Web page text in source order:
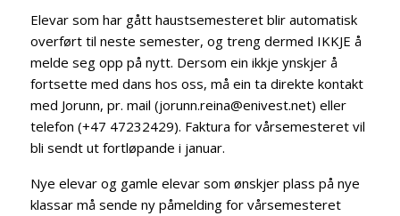
Elevar som har gått haustsemesteret blir automatisk
overført til neste semester, og treng dermed IKKJE å
melde seg opp på nytt. Dersom ein ikkje ynskjer å
fortsette med dans hos oss, må ein ta direkte kontakt
med Jorunn, pr. mail (jorunn.reina@enivest.net) eller
telefon (+47 47232429). Faktura for vårsemesteret vil
bli sendt ut fortløpande i januar.
Nye elevar og gamle elevar som ønskjer plass på nye
klassar må sende ny påmelding for vårsemesteret